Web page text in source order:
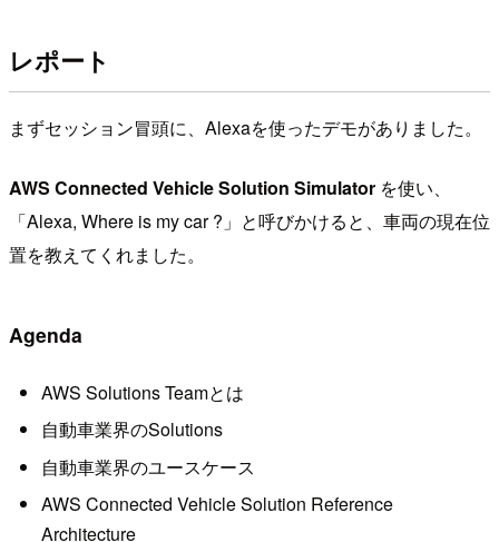
レポート
まずセッション冒頭に、Alexaを使ったデモがありました。
AWS Connected Vehicle Solution Simulator を使い、
「Alexa, Where is my car ?」と呼びかけると、車両の現在位
置を教えてくれました。
Agenda
AWS Solutions Teamとは
自動車業界のSolutions
自動車業界のユースケース
AWS Connected Vehicle Solution Reference
Architecture